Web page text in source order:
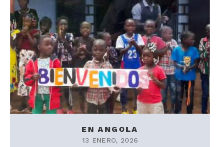
EN ANGOLA
13 ENERO, 2026